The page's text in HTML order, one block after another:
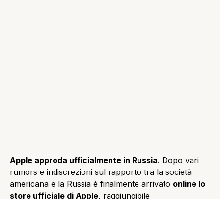
Apple approda ufficialmente in Russia. Dopo vari
rumors e indiscrezioni sul rapporto tra la società
americana e la Russia è finalmente arrivato online lo
store ufficiale di Apple, raggiungibile